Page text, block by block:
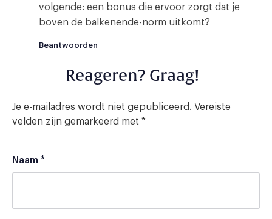
volgende: een bonus die ervoor zorgt dat je
boven de balkenende-norm uitkomt?
Beantwoorden
Reageren? Graag!
Je e-mailadres wordt niet gepubliceerd. Vereiste
velden zijn gemarkeerd met *
Naam *